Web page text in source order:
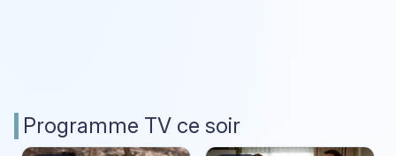
Programme TV ce soir